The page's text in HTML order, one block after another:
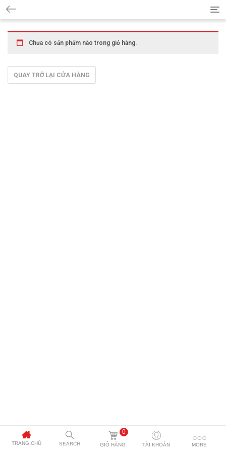
Chưa có sản phẩm nào trong giỏ hàng.
QUAY TRỞ LẠI CỬA HÀNG
TRANG CHỦ SEARCH
0
GIỎ HÀNG TÀI KHOẢN MORE